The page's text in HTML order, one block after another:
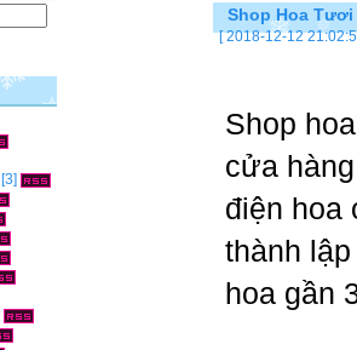
Shop Hoa Tươi
[ 2018-12-12
Shop
cửa
điện hoa
thành
hoa gần
[3]